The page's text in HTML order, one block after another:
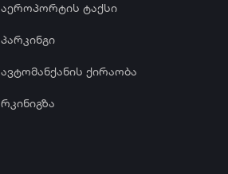
აეროპორტის ტაქსი
პარკინგი
ავტომანქანის ქირაობა
რკინიგზა